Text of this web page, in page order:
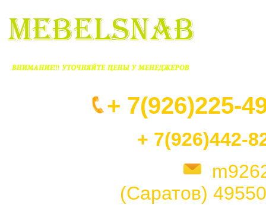
+ 7(926)225-
+ 7(926)442-
(Саратов)